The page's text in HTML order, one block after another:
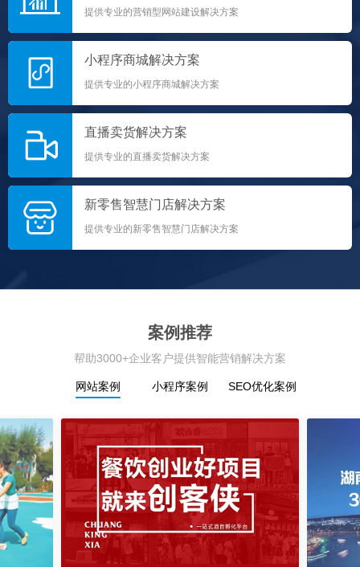
提供专业的营销型网站建设解决方案
小程序商城解决方案
提供专业的小程序商城解决方案
直播卖货解决方案
提供专业的直播卖货解决方案
新零售智慧门店解决方案
提供专业的新零售智慧门店解决方案
案例推荐
帮助3000+企业客户提供智能营销解决方案
网站案例 小程序案例 SEO优化案例